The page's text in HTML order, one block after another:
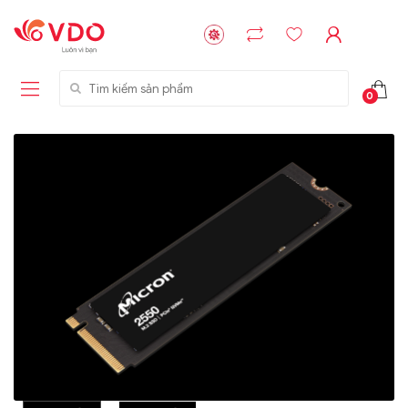
Tìm kiếm sản phẩm
0
Liên hệ
G593-ZD1 (rev.
AAX1)